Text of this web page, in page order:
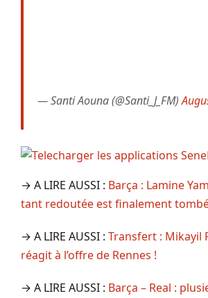
— Santi Aouna (@Santi_J_FM)
→ A LIRE AUSSI : Barça : Lamine
tant redoutée est finalement
→ A LIRE AUSSI : Transfert : Mikayil
réagit à l’offre de Rennes !
→ A LIRE AUSSI : Barça – Real :